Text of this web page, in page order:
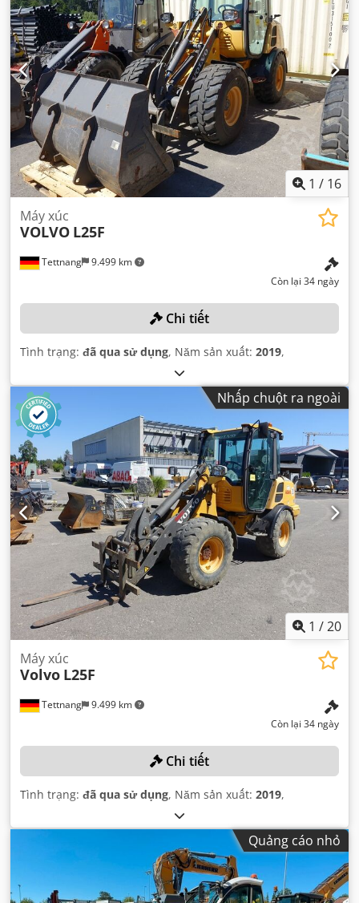
1 / 16
Tettnang 9.499 km
Máy xúc
VOLVO L25F
Còn lại 34 ngày
Chi tiết
Tình trạng: đã qua sử dụng, Năm sản xuất: 2019,
Nhấp chuột ra ngoài
1 /20
Tettnang 9.499 km
Máy xúc
Volvo L25F
Còn lại 34 ngày
Chi tiết
Tình trạng: đã qua sử dụng, Năm sản xuất: 2019,
Quảng cáo nhỏ